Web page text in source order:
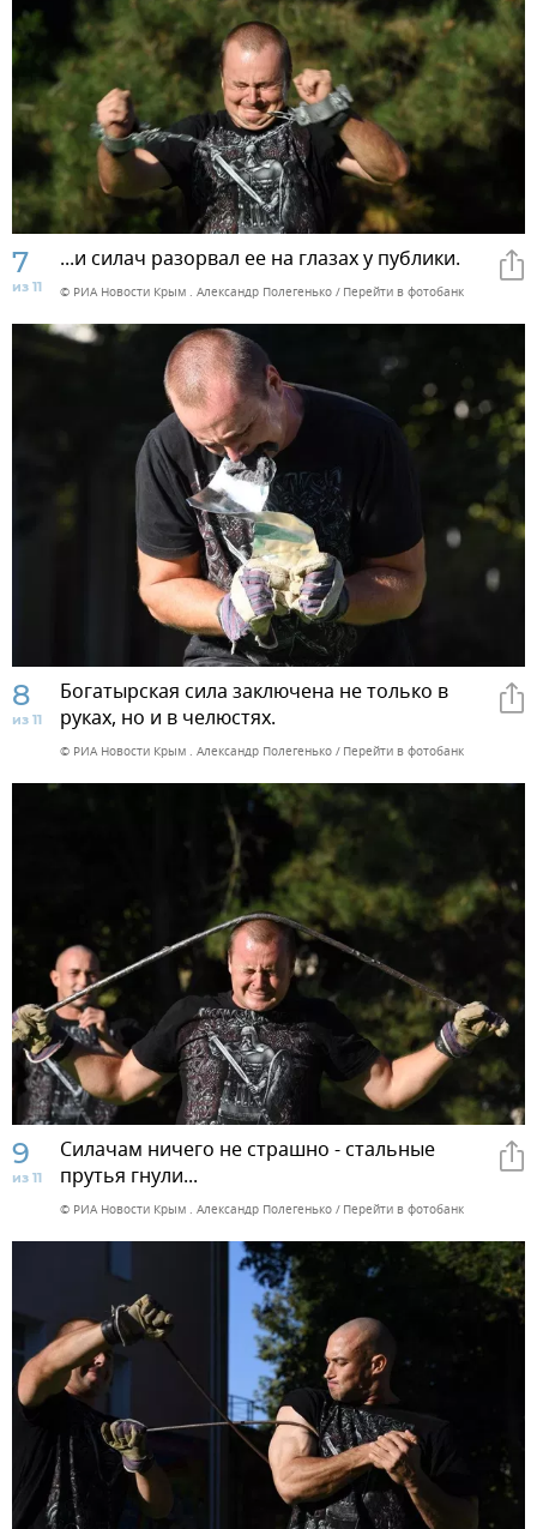
7
из 11
...и силач разорвал ее на глазах у публики.
© РИА Новости Крым . Александр Полегенько Перейти в фотобанк
8
из 11
Богатырская сила заключена не только в
руках, но и в челюстях.
© РИА Новости Крым . Александр Полегенько Перейти в фотобанк
9
из 11
Силачам ничего не страшно - стальные
прутья гнули...
© РИА Новости Крым . Александр Полегенько Перейти в фотобанк